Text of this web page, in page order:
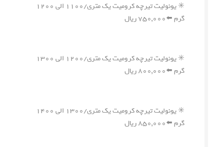
✳️ یونولیت تیرچه کرومیت یک متری/۱۱۰۰ الی ۱۲۰۰
گرم ⬅️۷۵۰,۰۰۰ ریال
✳️ یونولیت تیرچه کرومیت یک متری/۱۲۰۰ الی ۱۳۰۰
گرم ⬅️۸۰۰,۰۰۰ ریال
✳️ یونولیت تیرچه کرومیت یک متری/۱۳۰۰ الی ۱۴۰۰
گرم ⬅️۸۵۰,۰۰۰ ریال